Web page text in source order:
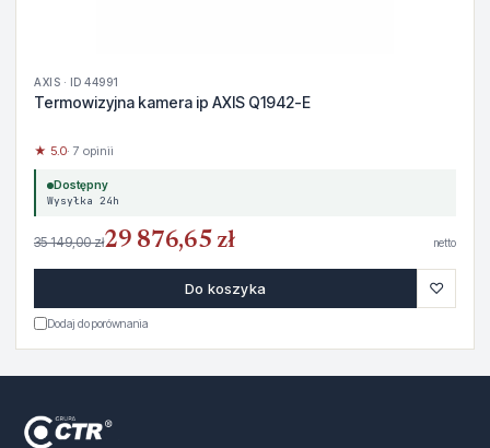
AXIS · ID 44991
Termowizyjna kamera ip AXIS Q1942-E
★ 5.0· 7 opinii
Dostępny
Wysyłka 24h
35 149,00 zł29 876,65 zł netto
Do koszyka ♡
Dodaj do porównania